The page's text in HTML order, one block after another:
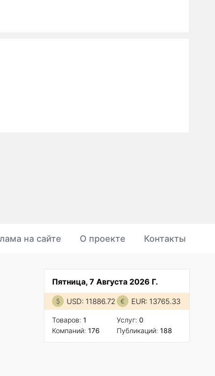
на сайте О проекте Контакты
Пятница, 7 Августа 2026 Г.
USD: 11886.72 EUR: 13765.33
Товаров: 1
Компаний: 176
Услуг: 0
Публикаций: 188